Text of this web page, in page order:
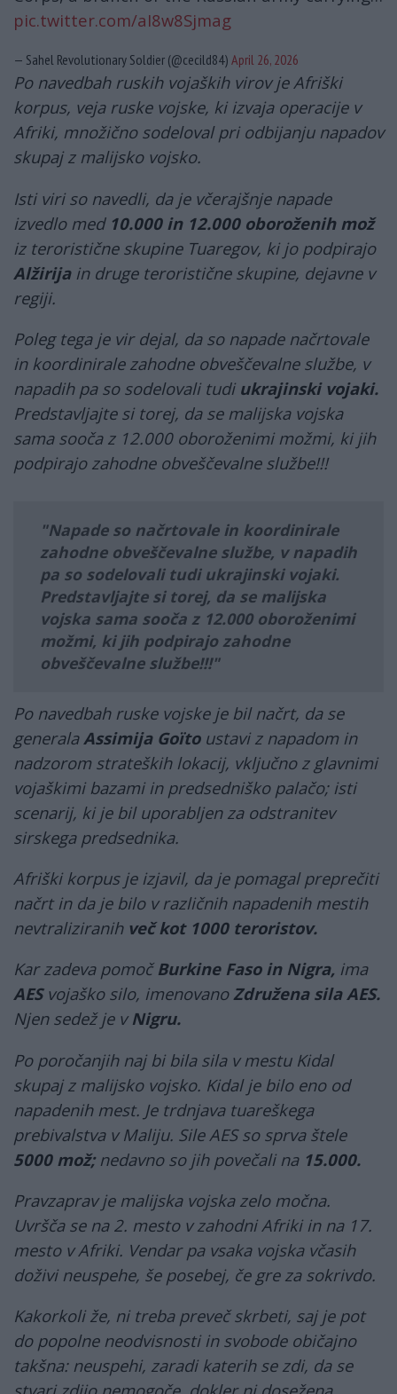
pic.twitter.com/aI8w8Sjmag
— Sahel Revolutionary Soldier (@cecild84) April 26, 2026
Po navedbah ruskih vojaških virov je Afriški
korpus, veja ruske vojske, ki izvaja operacije v
Afriki, množično sodeloval pri odbijanju napadov
skupaj z malijsko vojsko.
Isti viri so navedli, da je včerajšnje napade
izvedlo med 10.000 in 12.000 oboroženih mož
iz teroristične skupine Tuaregov, ki jo podpirajo
Alžirija in druge teroristične skupine, dejavne v
regiji.
Poleg tega je vir dejal, da so napade načrtovale
in koordinirale zahodne obveščevalne službe, v
napadih pa so sodelovali tudi ukrajinski vojaki.
Predstavljajte si torej, da se malijska vojska
sama sooča z 12.000 oboroženimi možmi, ki jih
podpirajo zahodne obveščevalne službe!!!
Napade so načrtovale in koordinirale
zahodne obveščevalne službe, v napadih
pa so sodelovali tudi ukrajinski vojaki.
Predstavljajte si torej, da se malijska
vojska sama sooča z 12.000 oboroženimi
možmi, ki jih podpirajo zahodne
obveščevalne službe!!!
Po navedbah ruske vojske je bil načrt, da se
generalaAssimija Goïto ustavi z napadom in
nadzorom strateških lokacij, vključno z glavnimi
vojaškimi bazami in predsedniško palačo; isti
scenarij, ki je bil uporabljen za odstranitev
sirskega predsednika.
Afriški korpus je izjavil, da je pomagal preprečiti
načrt in da je bilo v različnih napadenih mestih
nevtraliziranih več kot 1000 teroristov.
Kar zadeva pomoč Burkine Faso in Nigra, ima
AESvojaško silo, imenovanoZdružena sila AES.
Njen sedež je v Nigru.
Po poročanjih naj bi bila sila v mestu Kidal
skupaj z malijsko vojsko. Kidal je bilo eno od
napadenih mest. Je trdnjava tuareškega
prebivalstva v Maliju. Sile AES so sprva štele
5000 mož;nedavno so jih povečali na 15.000.
Pravzaprav je malijska vojska zelo močna.
Uvršča se na 2. mesto v zahodni Afriki in na 17.
mesto v Afriki. Vendar pa vsaka vojska včasih
doživi neuspehe, še posebej, če gre za sokrivdo.
Kakorkoli že, ni treba preveč skrbeti, saj je pot
do popolne neodvisnosti in svobode običajno
takšna: neuspehi, zaradi katerih se zdi, da se